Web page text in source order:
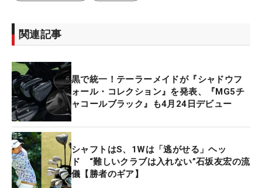
関連記事
黒で統一！テーラーメイドが『シャドウフ
ォール・コレクション』を発表、『MG5チ
ャコールブラック』も4月24日デビュー
シャフトはS、1Wは「逃がせる」ヘッ
ド “難しいクラブは入れない”石坂友宏の流
儀【勝者のギア】